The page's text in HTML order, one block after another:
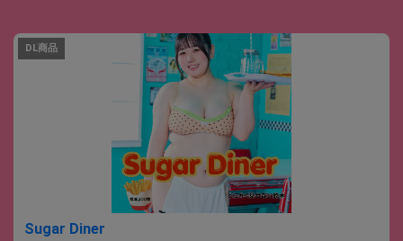
DL商品
Sugar Diner